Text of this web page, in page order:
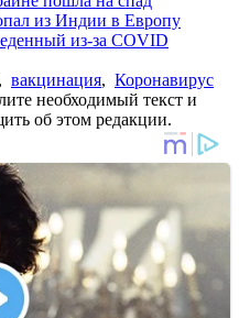
из Индии в Европу
из-за COVID
, вакцинация, Коронавирус
необходимый текст и
об этом редакции.